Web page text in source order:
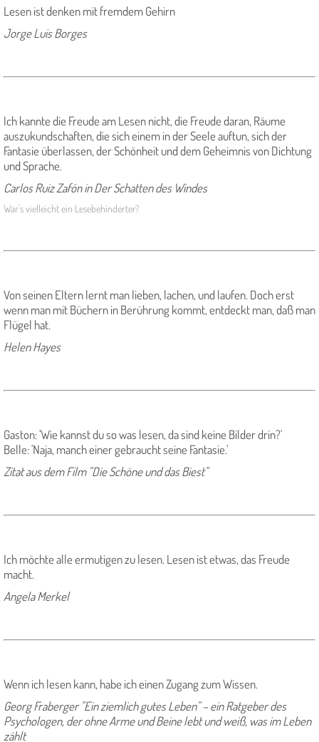
Lesen ist denken mit fremdem Gehirn
Jorge Luis Borges
Ich kannte die Freude am Lesen nicht, die Freude daran, Räume
auszukundschaften, die sich einem in der Seele auftun, sich der
Fantasie überlassen, der Schönheit und dem Geheimnis von Dichtung
und Sprache.
Carlos Ruiz Zafón in Der Schatten des Windes
War's vielleicht ein Lesebehinderter?
Von seinen Eltern lernt man lieben, lachen, und laufen. Doch erst
wenn man mit Büchern in Berührung kommt, entdeckt man, daß man
Flügel hat.
Helen Hayes
Gaston: 'Wie kannst du so was lesen, da sind keine Bilder drin?'
Belle: 'Naja, manch einer gebraucht seine Fantasie.'
Zitat aus dem Film "Die Schöne und das Biest"
Ich möchte alle ermutigen zu lesen. Lesen ist etwas, das Freude
macht.
Angela Merkel
Wenn ich lesen kann, habe ich einen Zugang zum Wissen.
Georg Fraberger "Ein ziemlich gutes Leben"– ein Ratgeber des
Psychologen, der ohne Arme und Beine lebt und weiß, was im Leben
zählt